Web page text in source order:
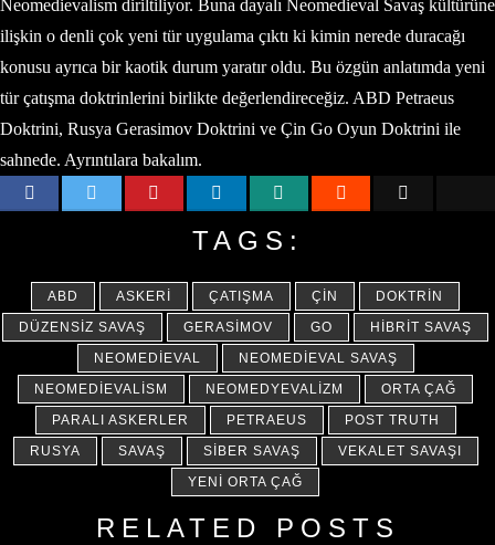
Neomedievalism diriltiliyor. Buna dayalı Neomedieval Savaş kültürüne
ilişkin o denli çok yeni tür uygulama çıktı ki kimin nerede duracağı
konusu ayrıca bir kaotik durum yaratır oldu. Bu özgün anlatımda yeni
tür çatışma doktrinlerini birlikte değerlendireceğiz. ABD Petraeus
Doktrini, Rusya Gerasimov Doktrini ve Çin Go Oyun Doktrini ile
sahnede. Ayrıntılara bakalım.
TAGS:
ABD ASKERI ÇATIŞMA ÇIN
DOKTRIN
DÜZENSIZ SAVAŞ
GERASIMOV GO
HIBRIT SAVAŞ
NEOMEDIEVAL
NEOMEDIEVAL SAVAŞ
NEOMEDIEVALISM
NEOMEDYEVALIZM
ORTA ÇAĞ
PARALI ASKERLER
PETRAEUS
POST TRUTH
RUSYA
SAVAŞ SIBER SAVAŞ
VEKALET SAVAŞI
YENI ORTA ÇAĞ
RELATED POSTS